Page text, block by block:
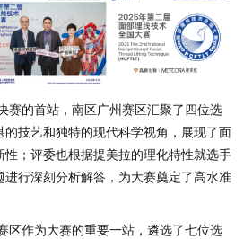
赛的首站，南区广州赛区汇聚了四位选
技艺和独特的现代科学视角，展现了面
；评委也根据提美拉的理化特性就选手
进行深刻分析解答，为大赛奠定了高水准
区作为大赛的重要一站，遴选了七位选